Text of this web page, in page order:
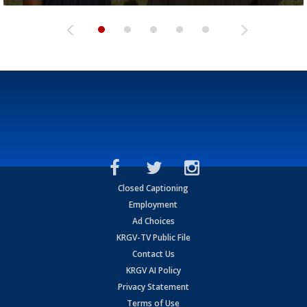
Closed Captioning
Employment
Ad Choices
KRGV-TV Public File
Contact Us
KRGV AI Policy
Privacy Statement
Terms of Use